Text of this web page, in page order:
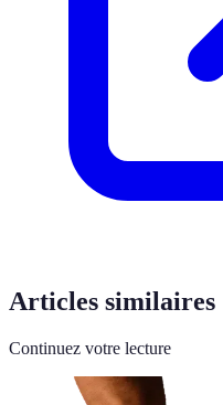
Articles similaires
Continuez votre lecture